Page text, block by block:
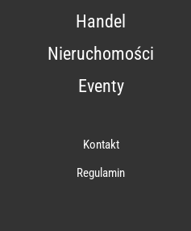
Handel
Nieruchomości
Eventy
Kontakt
Regulamin